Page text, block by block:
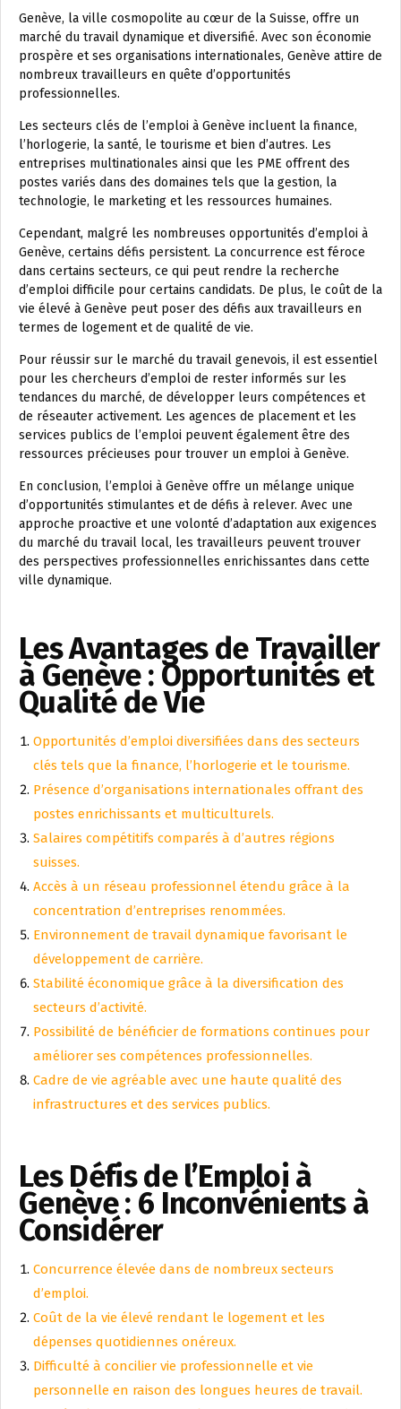
Genève, la ville cosmopolite au cœur de la Suisse, offre un
marché du travail dynamique et diversifié. Avec son économie
prospère et ses organisations internationales, Genève attire de
nombreux travailleurs en quête d’opportunités
professionnelles.
Les secteurs clés de l’emploi à Genève incluent la finance,
l’horlogerie, la santé, le tourisme et bien d’autres. Les
entreprises multinationales ainsi que les PME offrent des
postes variés dans des domaines tels que la gestion, la
technologie, le marketing et les ressources humaines.
Cependant, malgré les nombreuses opportunités d’emploi à
Genève, certains défis persistent. La concurrence est féroce
dans certains secteurs, ce qui peut rendre la recherche
d’emploi difficile pour certains candidats. De plus, le coût de la
vie élevé à Genève peut poser des défis aux travailleurs en
termes de logement et de qualité de vie.
Pour réussir sur le marché du travail genevois, il est essentiel
pour les chercheurs d’emploi de rester informés sur les
tendances du marché, de développer leurs compétences et
de réseauter activement. Les agences de placement et les
services publics de l’emploi peuvent également être des
ressources précieuses pour trouver un emploi à Genève.
En conclusion, l’emploi à Genève offre un mélange unique
d’opportunités stimulantes et de défis à relever. Avec une
approche proactive et une volonté d’adaptation aux exigences
du marché du travail local, les travailleurs peuvent trouver
des perspectives professionnelles enrichissantes dans cette
ville dynamique.
Les Avantages de Travailler
à Genève : Opportunités et
Qualité de Vie
Opportunités d’emploi diversifiées dans des secteurs
clés tels que la finance, l’horlogerie et le tourisme.
Présence d’organisations internationales offrant des
postes enrichissants et multiculturels.
Salaires compétitifs comparés à d’autres régions
suisses.
Accès à un réseau professionnel étendu grâce à la
concentration d’entreprises renommées.
Environnement de travail dynamique favorisant le
développement de carrière.
Stabilité économique grâce à la diversification des
secteurs d’activité.
Possibilité de bénéficier de formations continues pour
améliorer ses compétences professionnelles.
Cadre de vie agréable avec une haute qualité des
infrastructures et des services publics.
Les Défis de l’Emploi à
Genève : 6 Inconvénients à
Considérer
Concurrence élevée dans de nombreux secteurs
d’emploi.
Coût de la vie élevé rendant le logement et les
dépenses quotidiennes onéreux.
Difficulté à concilier vie professionnelle et vie
personnelle en raison des longues heures de travail.